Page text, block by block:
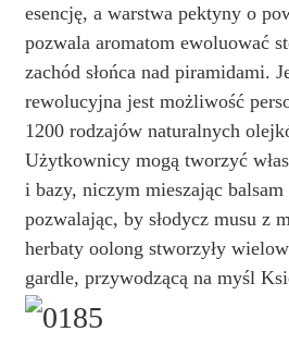
esencję, a warstwa pektyny o
pozwala aromatom ewoluować
zachód słońca nad piramidami.
rewolucyjna jest możliwość
1200 rodzajów naturalnych
Użytkownicy mogą tworzyć
i bazy, niczym mieszając
pozwalając, by słodycz musu z
herbaty oolong stworzyły
gardle, przywodzącą na myśl